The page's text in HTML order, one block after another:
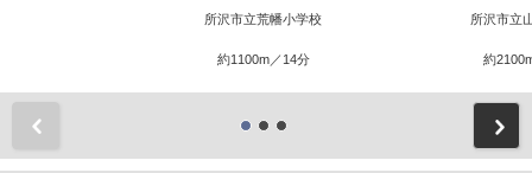
所沢市立荒幡小学校
約1100m／14分
所沢市立
約